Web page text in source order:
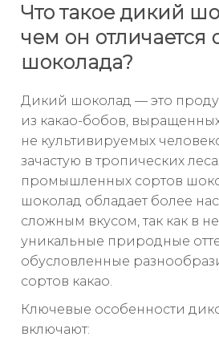
Что такое дикий
чем он отличается
шоколада?
Дикий шоколад — это
из какао-бобов,
не культивируемых
зачастую в тропических
промышленных сортов
шоколад обладает более
сложным вкусом, так как в
уникальные природные
обусловленные
сортов какао.
Ключевые особенности
включают: